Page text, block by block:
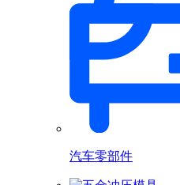
汽车零部件